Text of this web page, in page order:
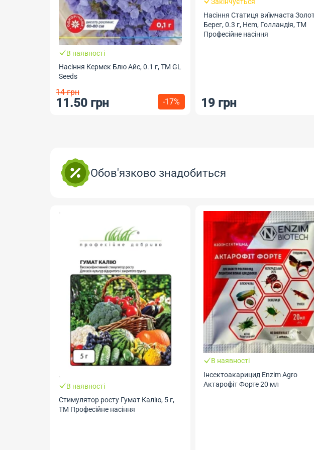
В наявності
Насіння Кермек Блю Айс, 0.1 г, ТМ GL
Seeds
14 грн
11.50 грн -17%
Насіння Статиця виїмчаста
Берег, 0.3 г, Hem, Голландія, ТМ
Професійне насіння
19 грн
Обов'язково знадобиться
В наявності
Стимулятор росту Гумат Калію, 5 г,
ТМ Професійне насіння
В наявності
Інсектоакарицид Еnzim Agro
Актарофіт Форте 20 мл